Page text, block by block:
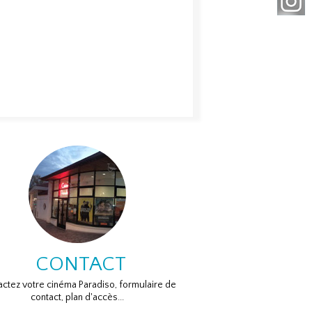
CONTACT
votre cinéma Paradiso, formulaire de
contact, plan d'accès...